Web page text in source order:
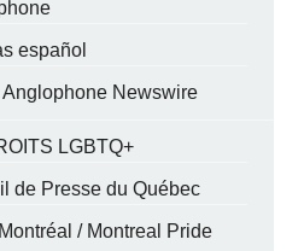
español
Anglophone Newswire
LGBTQ+
de Presse du Québec
/ Montreal Pride